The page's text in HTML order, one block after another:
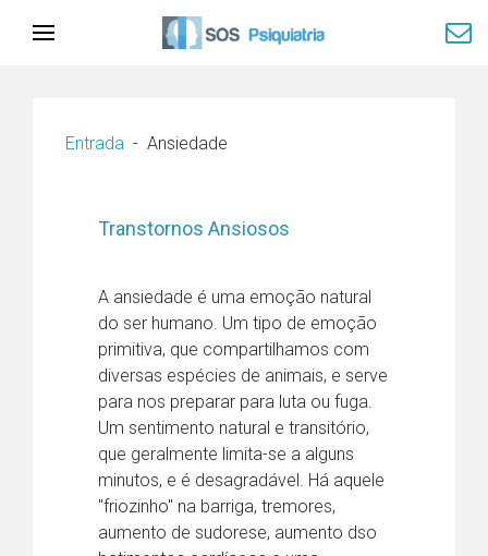
Entrada Ansiedade
Transtornos Ansiosos
A ansiedade é uma emoção natural
do ser humano. Um tipo de emoção
primitiva, que compartilhamos com
diversas espécies de animais, e serve
para nos preparar para luta ou fuga.
Um sentimento natural e transitório,
que geralmente limita-se a alguns
minutos, e é desagradável. Há aquele
"friozinho" na barriga, tremores,
aumento de sudorese, aumento dso